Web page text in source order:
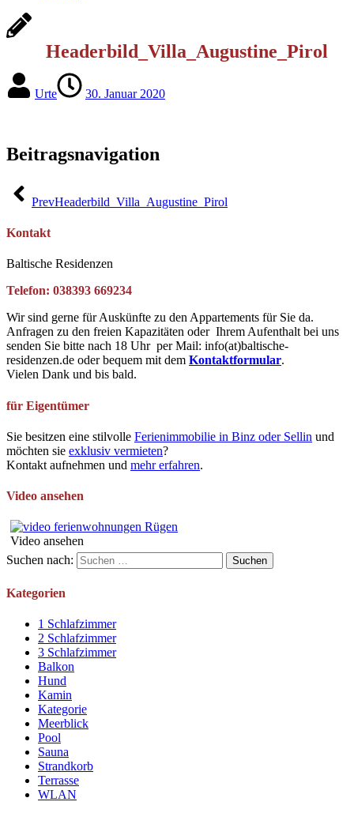
Headerbild_Villa_Augustine_Pirol
Urte 30. Januar 2020
Beitragsnavigation
PrevHeaderbild_Villa_Augustine_Pirol
Kontakt
Baltische Residenzen
Telefon: 038393 669234
Wir sind gerne für Auskünfte zu den Appartements für Sie da.
Anfragen zu den freien Kapazitäten oder Ihrem Aufenthalt bei uns
senden Sie bitte nach 18 Uhr per Mail: info(at)baltische-
residenzen.de oder bequem mit dem Kontaktformular.
Vielen Dank und bis bald.
für Eigentümer
Sie besitzen eine stilvolle Ferienimmobilie in Binz oder Sellin und
möchten sie exklusiv vermieten?
Kontakt aufnehmen und mehr erfahren.
Video ansehen
Video ansehen
Suchen nach:
Kategorien
1 Schlafzimmer
2 Schlafzimmer
3 Schlafzimmer
Balkon
Hund
Kamin
Kategorie
Meerblick
Pool
Sauna
Strandkorb
Terrasse
WLAN